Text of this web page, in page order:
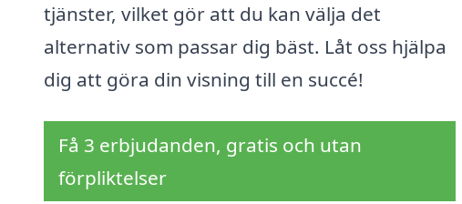
tjänster, vilket gör att du kan välja det
alternativ som passar dig bäst. Låt oss hjälpa
dig att göra din visning till en succé!
Få 3 erbjudanden, gratis och utan
förpliktelser